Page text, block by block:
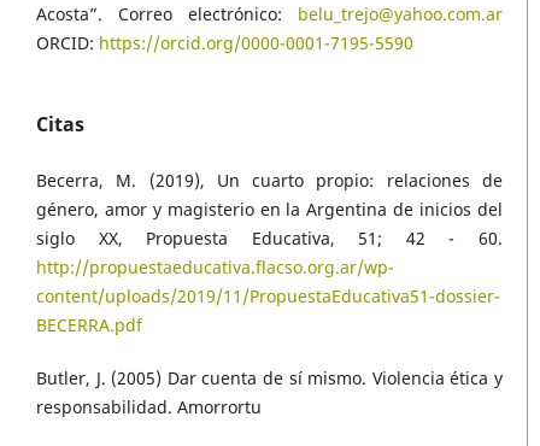
Acosta”. Correo electrónico: belu_trejo@yahoo.com.ar
ORCID: https://orcid.org/0000-0001-7195-5590
Citas
Becerra, M. (2019), Un cuarto propio: relaciones de
género, amor y magisterio en la Argentina de inicios del
siglo XX, Propuesta Educativa, 51; 42 - 60.
http://propuestaeducativa.flacso.org.ar/wp-
content/uploads/2019/11/PropuestaEducativa51-dossier-
BECERRA.pdf
Butler, J. (2005) Dar cuenta de sí mismo. Violencia ética y
responsabilidad. Amorrortu